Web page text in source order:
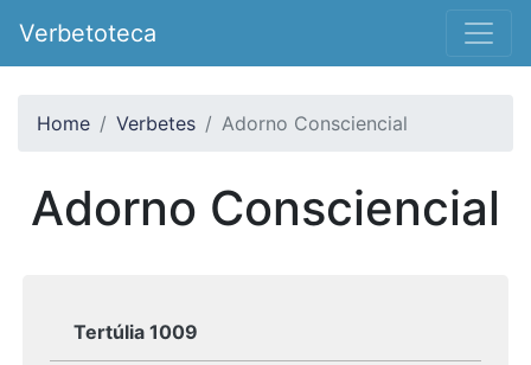
Verbetoteca
Home Verbetes Adorno Consciencial
Adorno Consciencial
Tertúlia 1009